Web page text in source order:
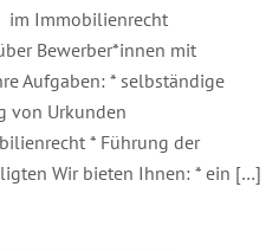
im Immobilienrecht
Bewerber*innen mit
Aufgaben: * selbständige
von Urkunden
* Führung der
Wir bieten Ihnen: * ein […]